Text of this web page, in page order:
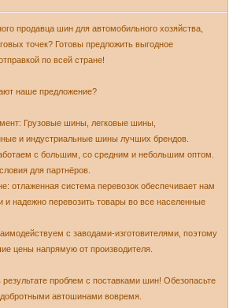
продавца шин для автомобильного хозяйства,
точек? Готовы предложить выгодное
по всей стране!
наше предложение?
Грузовые шины, легковые шины,
и индустриальные шины лучших брендов.
c большим, со средним и небольшим оптом.
для партнёров.
отлаженная система перевозок обеспечивает нам
и надежно перевозить товары во все населенные
с заводами-изготовителями, поэтому
цены напрямую от производителя.
результате проблем с поставками шин! Обезопасьте
автошинами вовремя.